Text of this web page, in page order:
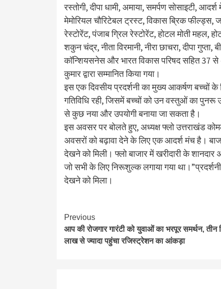
रस्तोगी, दीपा धामी, अमाया, समर्पण सोसाइटी,
मेमोरियल चौरिटेबल ट्रस्ट, विकास ब्रिक
रेस्टोरेंट, पंजाब ग्रिल रेस्टोरेंट, होटल मोती महल,
शकुन चंद्र, नीता विरमानी, नीरा छाचरा, दीपा
कॉन्शियसनेस और भारत विकास परिषद सहित 37
कुमार द्वारा सम्मानित किया गया।
इस एक दिवसीय प्रदर्शनी का मुख्य आकर्षण
गतिविधि रही, जिसमें बच्चों को उन वस्तुओं का
से कुछ नया और उपयोगी बनाया जा सकता है।
इस अवसर पर बोलते हुए, अध्यक्ष फ्लो उत्तराखंड
अवसरों को बढ़ावा देने के लिए एक आदर्श मंच है।
देखने को मिली। फ्लो बाजार में खरीदारी के
जो सभी के लिए निरूशुल्क लगाया गया था।”प्रदर्शनी
देखने को मिला।
Continue
Reading
Previous
आप की रोजगार गारंटी को युवाओं का भरपूर समर्थन, तीन
लाख से ज्यादा पहुंचा रजिस्ट्रेशन का आंकड़ा